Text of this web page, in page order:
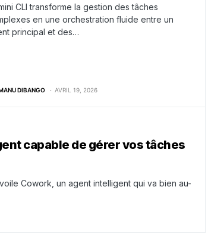
CLI transforme la gestion des tâches
en une orchestration fluide entre un
principal et des…
DIBANGO AVRIL 19, 2026
capable de gérer vos tâches
Cowork, un agent intelligent qui va bien au-